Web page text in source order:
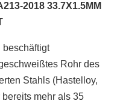
2018 33.7X1.5MM
beschäftigt
Rohr des
Stahls (Hastelloy,
mehr als 35